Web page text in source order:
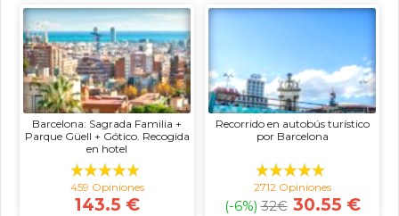
Barcelona: Sagrada Familia +
Parque Güell + Gótico. Recogida
en hotel
459 Opiniones
143.5 €
Recorrido en autobús turístico
por Barcelona
2712 Opiniones
(-6%) 32€ 30.55 €